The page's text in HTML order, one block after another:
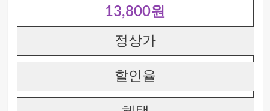
13,800원
정상가
할인율